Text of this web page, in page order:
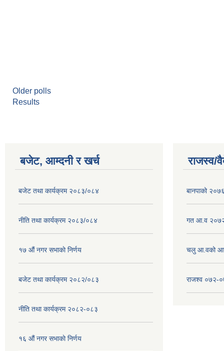
Older polls
Results
बजेट, आम्दनी र खर्च
बजेट तथा कार्यक्रम २०८३/०८४
नीति तथा कार्यक्रम २०८३/०८४
१७ ‌‍औं नगर सभाकाे निर्णय
बजेट तथा कार्यक्रम २०८२/०८३
नीति तथा कार्यक्रम २०८२-०८३
१६ ‌औं नगर सभाकाे निर्णय
राजस्व/
बानपाको
गत आ.व
चलु आ.वको
राजश्व ०७२-